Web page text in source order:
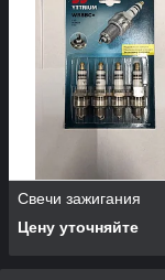
Свечи зажигания
Цену уточняйте